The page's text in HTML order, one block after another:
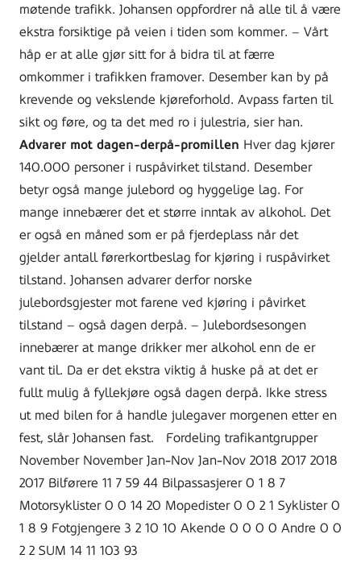
møtende trafikk. Johansen oppfordrer nå alle til å være
ekstra forsiktige på veien i tiden som kommer. – Vårt
håp er at alle gjør sitt for å bidra til at færre
omkommer i trafikken framover. Desember kan by på
krevende og vekslende kjøreforhold. Avpass farten til
sikt og føre, og ta det med ro i julestria, sier han.
Advarer mot dagen-derpå-promillen Hver dag kjører
140.000 personer i ruspåvirket tilstand. Desember
betyr også mange julebord og hyggelige lag. For
mange innebærer det et større inntak av alkohol. Det
er også en måned som er på fjerdeplass når det
gjelder antall førerkortbeslag for kjøring i ruspåvirket
tilstand. Johansen advarer derfor norske
julebordsgjester mot farene ved kjøring i påvirket
tilstand – også dagen derpå. – Julebordsesongen
innebærer at mange drikker mer alkohol enn de er
vant til. Da er det ekstra viktig å huske på at det er
fullt mulig å fyllekjøre også dagen derpå. Ikke stress
ut med bilen for å handle julegaver morgenen etter en
fest, slår Johansen fast. Fordeling trafikantgrupper
November November Jan-Nov Jan-Nov 2018 2017 2018
2017 Bilførere 11 7 59 44 Bilpassasjerer 0 1 8 7
Motorsyklister 0 0 14 20 Mopedister 0 0 2 1 Syklister 0
1 8 9 Fotgjengere 3 2 10 10 Akende 0 0 0 0 Andre 0 0
2 2 SUM 14 11 103 93